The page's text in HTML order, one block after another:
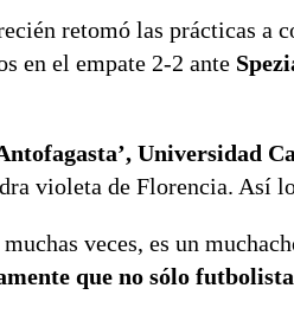
retomó las prácticas a
en el empate 2-2 ante
Universidad
violeta de Florencia. Así
veces, es un
que no sólo